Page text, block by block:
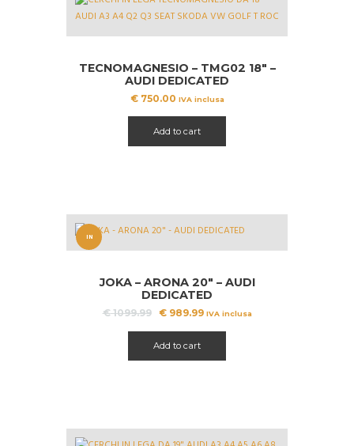
TECNOMAGNESIO – TMG02 18″ –
AUDI DEDICATED
€750.00 IVA inclusa
Add to cart
IN
JOKA – ARONA 20″ – AUDI
DEDICATED
€1099.99
Il
era:
€ 1099.99.
€989.99Il
€ 989.99.
IVA inclusa
Add to cart